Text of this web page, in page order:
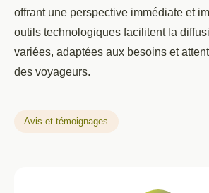
offrant une perspective immédiate et
outils technologiques facilitent la
variées, adaptées aux besoins et
des voyageurs.
Avis et témoignages